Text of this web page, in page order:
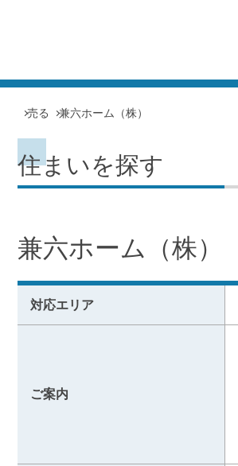
売る 兼六ホーム（株）
住まいを探す
兼六ホーム（株）
対応エリア
ご案内